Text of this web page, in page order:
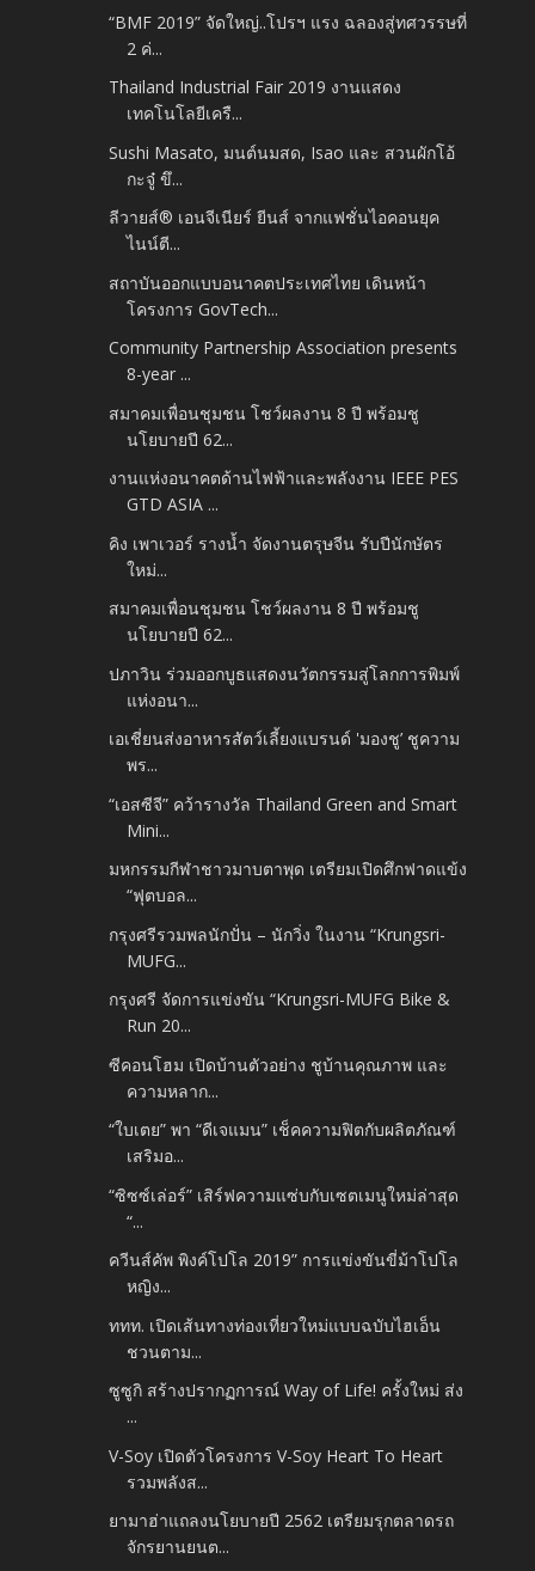
“BMF 2019” จัดใหญ่..โปรฯ แรง ฉลองสู่ทศวรรษที่
2 ค่...
Thailand Industrial Fair 2019 งานแสดง
เทคโนโลยีเครื...
Sushi Masato, มนต์นมสด, Isao และ สวนผักโอ้
กะจู๋ ขึ...
ลีวายส์® เอนจีเนียร์ ยีนส์ จากแฟชั่นไอคอนยุค
ไนน์ตี...
สถาบันออกแบบอนาคตประเทศไทย เดินหน้า
โครงการ GovTech...
Community Partnership Association presents
8-year ...
สมาคมเพื่อนชุมชน โชว์ผลงาน 8 ปี พร้อมชู
นโยบายปี 62...
งานแห่งอนาคตด้านไฟฟ้าและพลังงาน IEEE PES
GTD ASIA ...
คิง เพาเวอร์ รางน้ำ จัดงานตรุษจีน รับปีนักษัตร
ใหม่...
สมาคมเพื่อนชุมชน โชว์ผลงาน 8 ปี พร้อมชู
นโยบายปี 62...
ปภาวิน ร่วมออกบูธแสดงนวัตกรรมสู่โลกการพิมพ์
แห่งอนา...
เอเชี่ยนส่งอาหารสัตว์เลี้ยงแบรนด์ 'มองชู’ ชูความ
พร...
“เอสซีจี” คว้ารางวัล Thailand Green and Smart
Mini...
มหกรรมกีฬาชาวมาบตาพุด เตรียมเปิดศึกฟาดแข้ง
“ฟุตบอล...
กรุงศรีรวมพลนักปั่น – นักวิ่ง ในงาน “Krungsri-
MUFG...
กรุงศรี จัดการแข่งขัน “Krungsri-MUFG Bike &
Run 20...
ซีคอนโฮม เปิดบ้านตัวอย่าง ชูบ้านคุณภาพ และ
ความหลาก...
“ใบเตย” พา “ดีเจแมน” เช็คความฟิตกับผลิตภัณฑ์
เสริมอ...
“ซิซซ์เล่อร์” เสิร์ฟความแซ่บกับเซตเมนูใหม่ล่าสุด
“...
ควีนส์คัพ พิงค์โปโล 2019” การแข่งขันขี่ม้าโปโล
หญิง...
ททท. เปิดเส้นทางท่องเที่ยวใหม่แบบฉบับไฮเอ็น
ชวนตาม...
ซูซูกิ สร้างปรากฏการณ์ Way of Life! ครั้งใหม่ ส่ง
...
V-Soy เปิดตัวโครงการ V-Soy Heart To Heart
รวมพลังส...
ยามาฮ่าแถลงนโยบายปี 2562 เตรียมรุกตลาดรถ
จักรยานยนต...